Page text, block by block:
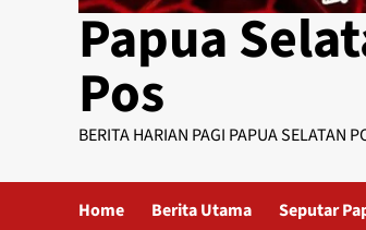
Papua
Pos
BERITA HARIAN PAGI PAPUA SELATAN
Home Berita Utama Seputar